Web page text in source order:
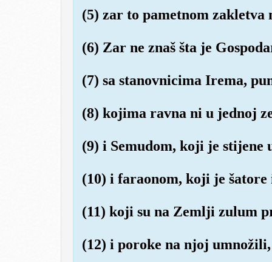
(5) zar to pametnom
(6) Zar ne znaš šta je
(7) sa stanovnicima Irema,
(8) kojima ravna ni u jednoj
(9) i Semudom, koji je stijene
(10) i faraonom, koji je šatore
(11) koji su na Zemlji zulum
(12) i poroke na njoj umnožili,